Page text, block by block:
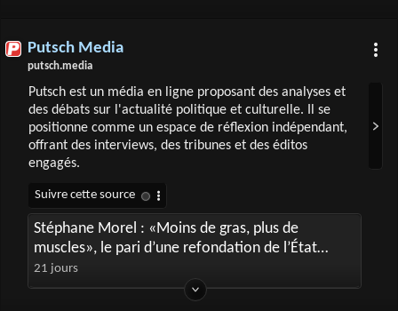
Putsch Media
putsch.media
Putsch est un média en ligne proposant des analyses et
des débats sur l'actualité politique et culturelle. Il se
positionne comme un espace de réflexion indépendant,
offrant des interviews, des tribunes et des éditos
engagés.
Stéphane Morel : «Moins de gras, plus de
muscles», le pari d’une refondation de l’État
français
21 jours